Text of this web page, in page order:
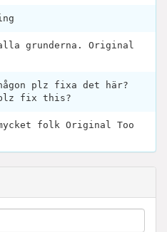
grunderna. Original
plz fixa det här?
plz fix this?
folk Original Too